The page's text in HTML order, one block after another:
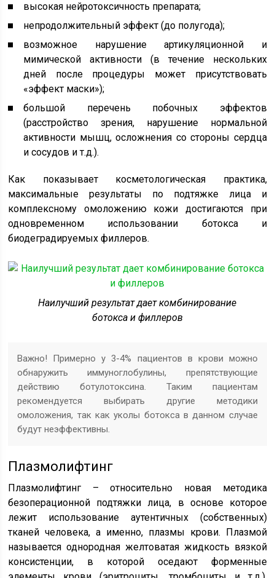
высокая нейротоксичность препарата;
непродолжительный эффект (до полугода);
возможное нарушение артикуляционной и
мимической активности (в течение нескольких
дней после процедуры может присутствовать
«эффект маски»);
большой перечень побочных эффектов
(расстройство зрения, нарушение нормальной
активности мышц, осложнения со стороны сердца
и сосудов и т.д.).
Как показывает косметологическая практика,
максимальные результаты по подтяжке лица и
комплексному омоложению кожи достигаются при
одновременном использовании ботокса и
биодеградируемых филлеров.
Наилучший результат дает комбинирование
ботокса и филлеров
Важно! Примерно у 3-4% пациентов в крови можно
обнаружить иммуноглобулины, препятствующие
действию ботулотоксина. Таким пациентам
рекомендуется выбирать другие методики
омоложения, так как уколы ботокса в данном случае
будут неэффективны.
Плазмолифтинг
Плазмолифтинг – относительно новая методика
безоперационной подтяжки лица, в основе которое
лежит использование аутентичных (собственных)
тканей человека, а именно, плазмы крови. Плазмой
называется однородная желтоватая жидкость вязкой
консистенции, в которой оседают форменные